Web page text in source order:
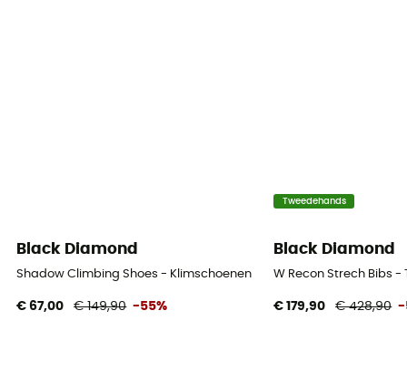
Black Diamond
Shadow Climbing Shoes - Klimschoenen
€ 67,00 € 149,90 -55%
Tweedehands
Black Diamond
W Recon Strech Bibs
€ 179,90 € 428,90 -